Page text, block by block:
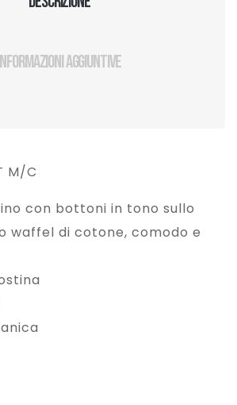
aggiuntive
M/C
con bottoni in tono sullo
waffel di cotone, comodo e